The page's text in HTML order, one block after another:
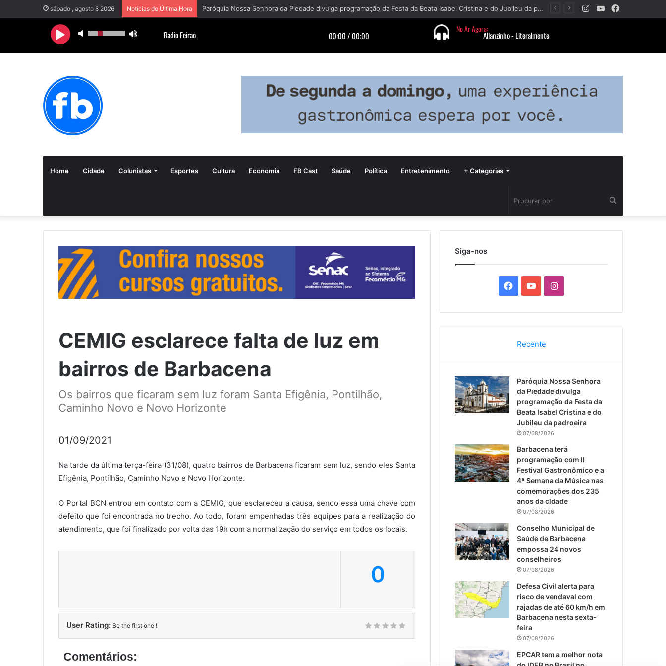
sábado , agosto 8 2026 Notícias de Última Hora Paróquia Nossa Senhora da Piedade divulga programação da Festa da Beata Isabel Cristina e do Jubileu da padroeira YouTube
Instagram
Home Cidade Colunistas Esportes Cultura Economia FB Cast Saúde Política Entretenimento + Categorias
por
CEMIG esclarece falta de luz em
bairros de Barbacena
Os bairros que ficaram sem luz foram Santa Efigênia, Pontilhão,
Caminho Novo e Novo Horizonte
01/09/2021
Na tarde da última terça-feira (31/08), quatro bairros de Barbacena ficaram sem luz, sendo eles Santa
Efigênia, Pontilhão, Caminho Novo e Novo Horizonte.
O Portal BCN entrou em contato com a CEMIG, que esclareceu a causa, sendo essa uma chave com
defeito que foi encontrada no trecho. Ao todo, foram empenhadas três equipes para a realização do
atendimento, que foi finalizado por volta das 19h com a normalização do serviço em todos os locais.
0
User Rating: Be the first one !
Comentários:
Siga-nos
c
e
b
o
o
k
u
T
u
b
e
I
s
a
g
r
a
Recente
Paróquia Nossa Senhora
da Piedade divulga
programação da Festa da
Beata Isabel Cristina e do
Jubileu da padroeira
07/08/2026
Barbacena terá
programação com II
Festival Gastronômico e a
4ª Semana da Música nas
comemorações dos 235
anos da cidade
07/08/2026
Conselho Municipal de
Saúde de Barbacena
empossa 24 novos
conselheiros
07/08/2026
Defesa Civil alerta para
risco de vendaval com
rajadas de até 60 km/h em
Barbacena nesta sexta-
feira
07/08/2026
EPCAR tem a melhor nota